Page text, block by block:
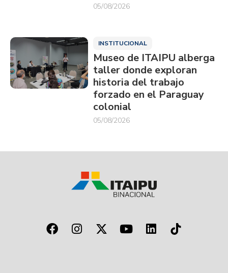
05/08/2026
INSTITUCIONAL
Museo de ITAIPU alberga
taller donde exploran
historia del trabajo
forzado en el Paraguay
colonial
05/08/2026